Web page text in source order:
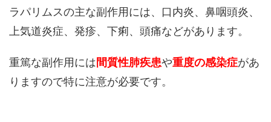
ラパリムスの主な副作用には、口内炎、鼻咽頭炎、
上気道炎症、発疹、下痢、頭痛などがあります。
重篤な副作用には間質性肺疾患や重度の感染症があ
りますので特に注意が必要です。